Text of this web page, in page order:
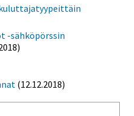
-sähköpörssin
(12.12.2018)